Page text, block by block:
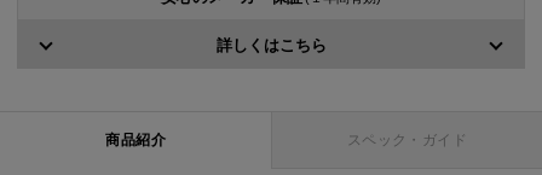
詳しくはこちら
商品紹介 スペック・ガイド